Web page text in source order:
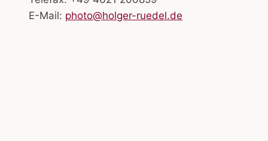
E-Mail: photo@holger-ruedel.de